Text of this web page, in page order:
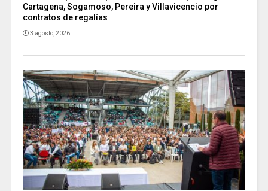
Cartagena, Sogamoso, Pereira y Villavicencio por
contratos de regalías
3 agosto, 2026